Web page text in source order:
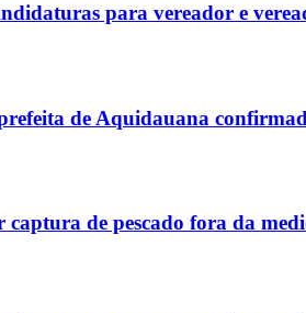
para vereador e
de Aquidauana
de pescado fora da